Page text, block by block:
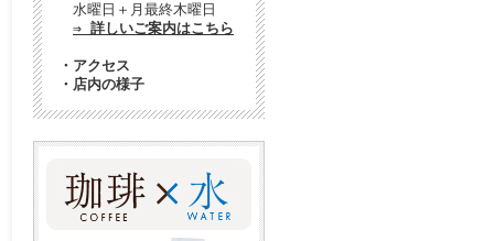
水曜日＋月最終木曜日
⇒ 詳しいご案内はこちら
・ アクセス
・ 店内の様子